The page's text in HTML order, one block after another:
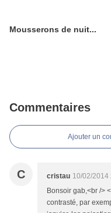
Mousserons de nuit...
Commentaires
Ajouter un
C cristau 10/02/2014
Bonsoir gab,<br />
contrasté, par